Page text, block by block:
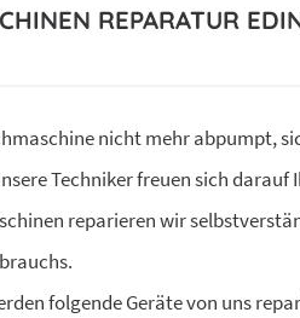
REPARATUR
nicht mehr abpumpt,
Techniker freuen sich darauf
reparieren wir
folgende Geräte von uns